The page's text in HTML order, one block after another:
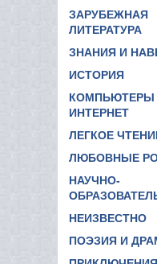
ЗАРУБЕЖНАЯ
ЛИТЕРАТУРА
ЗНАНИЯ И
ИСТОРИЯ
КОМПЬЮТЕРЫ
ИНТЕРНЕТ
ЛЕГКОЕ
ЛЮБОВНЫЕ
НАУЧНО-
НЕИЗВЕСТНО
ПОЭЗИЯ И